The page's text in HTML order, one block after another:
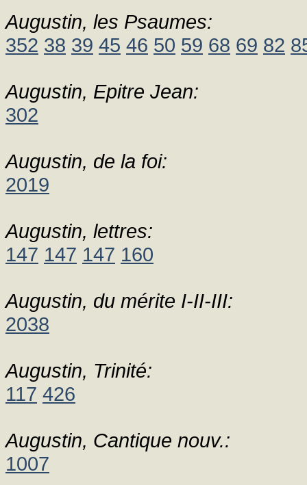
Augustin, les Psaumes:
352 38 39 45 46 50 59 68 69 82
Augustin, Epitre Jean:
302
Augustin, de la foi:
2019
Augustin, lettres:
147 147 147 160
Augustin, du mérite I-II-III:
2038
Augustin, Trinité:
117 426
Augustin, Cantique nouv.:
1007